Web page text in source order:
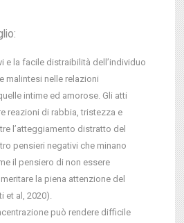
e la facile distraibilità dell’individuo
malintesi nelle relazioni
intime ed amorose. Gli atti
reazioni di rabbia, tristezza e
l’atteggiamento distratto del
pensieri negativi che minano
il pensiero di non essere
la piena attenzione del
et al, 2020).
può rendere difficile